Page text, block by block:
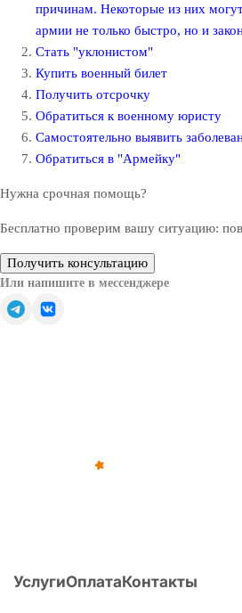
причинам. Некоторые из них
армии не только быстро, но и
Стать "уклонистом"
Купить военный билет
Получить отсрочку
Обратиться к военному юристу
Самостоятельно выявить
Обратиться в "Армейку"
Нужна срочная помощь?
Бесплатно проверим вашу ситуацию:
Получить консультацию
Или напишите в мессенджере
УслугиОплатаКонтакты